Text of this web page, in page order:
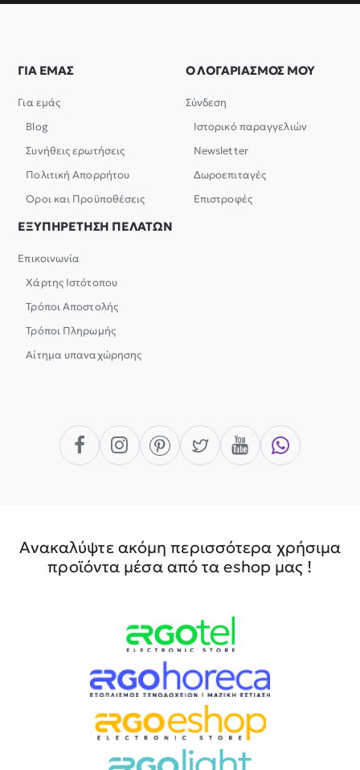
ΓΙΑ ΕΜΑΣ
Για εμάς
Blog
Συνήθεις ερωτήσεις
Πολιτική Απορρήτου
Όροι και Προϋποθέσεις
Ο ΛΟΓΑΡΙΑΣΜΟΣ ΜΟΥ
Σύνδεση
Ιστορικό παραγγελιών
Newsletter
Δωροεπιταγές
Επιστροφές
ΕΞΥΠΗΡΕΤΗΣΗ ΠΕΛΑΤΩΝ
Επικοινωνία
Χάρτης Ιστότοπου
Τρόποι Αποστολής
Τρόποι Πληρωμής
Αίτημα υπαναχώρησης
Ανακαλύψτε ακόμη περισσότερα χρήσιμα
προϊόντα μέσα από τα eshop μας !